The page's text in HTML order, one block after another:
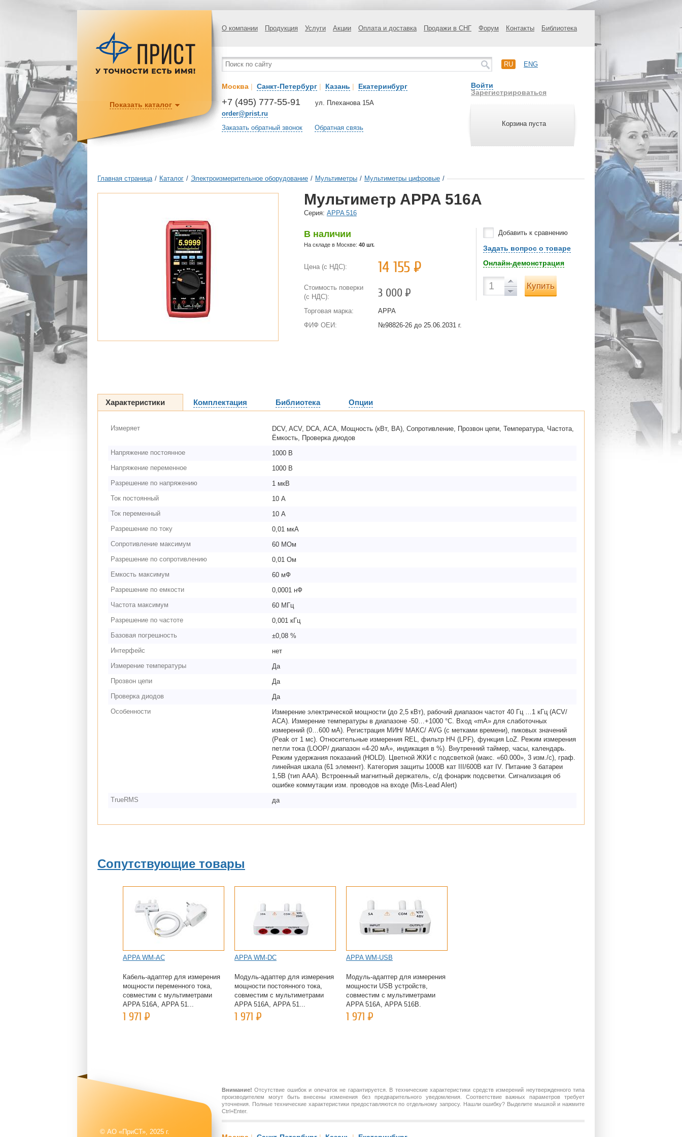
О компании Продукция Услуги Акции Оплата и доставка Продажи в СНГ Форум Контакты Библиотека
RU ENG
Москва | Санкт-Петербург | Казань | Екатеринбург
+7 (495) 777-55-91
order@prist.ru
ул. Плеханова 15А
Заказать обратный звонок Обратная связь
Войти
Зарегистрироваться
Корзина пуста
Показать каталог
Главная страница / Каталог / Электроизмерительное оборудование / Мультиметры / Мультиметры цифровые /
Мультиметр APPA 516A
Cерия: APPA 516
В наличии
На складе в Москве: 40 шт.
Цена (с НДС): 14 155 Р
Стоимость поверки
(с НДС):
3 000Р
Торговая марка:
APPA
ФИФ ОЕИ:
№98826-26 до 25.06.2031 г.
Добавить к сравнению
Задать вопрос о товаре
Онлайн-демонстрация
Купить
Характеристики Комплектация Библиотека Опции
Измеряет
DCV, ACV, DCA, ACA, Мощность (кВт, ВА), Сопротивление, Прозвон цепи, Температура, Частота,
Ёмкость, Проверка диодов
Напряжение постоянное
1000 В
Напряжение переменное
1000 В
Разрешение по напряжению
1 мкВ
Ток постоянный
10 А
Ток переменный
10 А
Разрешение по току
0,01 мкА
Сопротивление максимум
60 МОм
Разрешение по сопротивлению
0,01 Ом
Емкость максимум
60 мФ
Разрешение по емкости
0,0001 нФ
Частота максимум
60 МГц
Разрешение по частоте
0,001 кГц
Базовая погрешность
±0,08 %
Интерфейс
нет
Измерение температуры
Да
Прозвон цепи
Да
Проверка диодов
Да
Особенности
Измерение электрической мощности (до 2,5 кВт), рабочий диапазон частот 40 Гц …1 кГц (ACV/
ACA). Измерение температуры в диапазоне -50…+1000 °С. Вход «mA» для слаботочных
измерений (0…600 мА). Регистрация МИН/ МАКС/ AVG (с метками времени), пиковых значений
(Peak от 1 мс). Относительные измерения REL, фильтр НЧ (LPF), функция LoZ. Режим измерения
петли тока (LOOP/ диапазон «4-20 мА», индикация в %). Внутренний таймер, часы, календарь.
Режим удержания показаний (HOLD). Цветной ЖКИ с подсветкой (макс. «60.000», 3 изм./с), граф.
линейная шкала (61 элемент). Категория защиты 1000В кат III/600В кат IV. Питание 3 батареи
1,5В (тип ААА). Встроенный магнитный держатель, с/д фонарик подсветки. Сигнализация об
ошибке коммутации изм. проводов на входе (Mis-Lead Alert)
TrueRMS
да
Сопутствующие товары
APPA WM-AC
Кабель-адаптер для измерения
мощности переменного тока,
совместим с мультиметрами
APPA 516А, APPA 51...
1 971Р
APPA WM-DC
Модуль-адаптер для измерения
мощности постоянного тока,
совместим с мультиметрами
APPA 516А, APPA 51...
1 971Р
APPA WM-USB
Модуль-адаптер для измерения
мощности USB устройств,
совместим с мультиметрами
APPA 516А, APPA 516B.
1 971Р
Внимание! Отсутствие ошибок и опечаток не гарантируется. В технические характеристики средств измерений неутвержденного типа
производителем могут быть внесены изменения без предварительного уведомления. Соответствие важных параметров требует
уточнения. Полные технические характеристики предоставляются по отдельному запросу. Нашли ошибку? Выделите мышкой и нажмите
Ctrl+Enter.
© АО «ПриСТ», 2025 г.